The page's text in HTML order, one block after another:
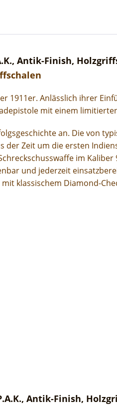
Antik-Finish,
Anlässlich ihrer
mit einem
an. Die von
Zeit um die ersten
im Kaliber
und jederzeit
klassischem Diamond-
Antik-Finish,